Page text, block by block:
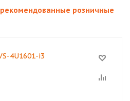
рекомендованные розничные